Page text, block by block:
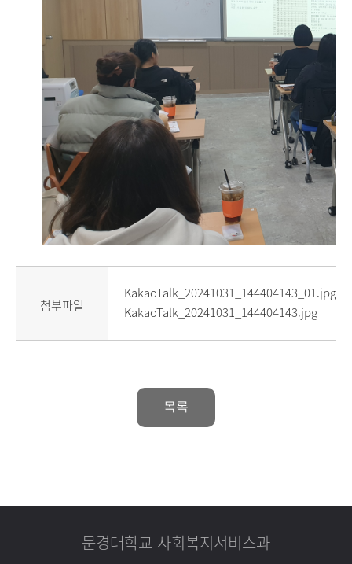
첨부파일
KakaoTalk_20241031_144404143_01.jpg
KakaoTalk_20241031_144404143.jpg
목록
문경대학교 사회복지서비스과